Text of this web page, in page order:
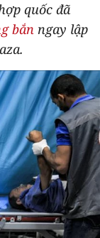
quốc đã
bắn ngay lập